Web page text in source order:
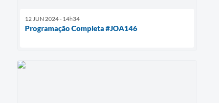
12 JUN 2024 - 14h34
Programação Completa #JOA146